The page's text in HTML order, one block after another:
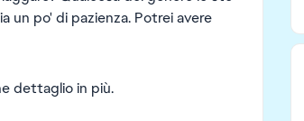
un po' di pazienza. Potrei avere
dettaglio in più.